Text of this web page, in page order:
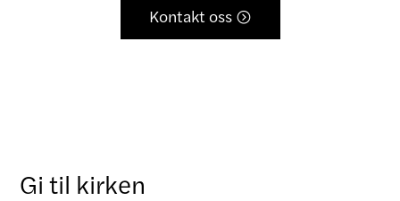
Kontakt oss 
Gi til kirken